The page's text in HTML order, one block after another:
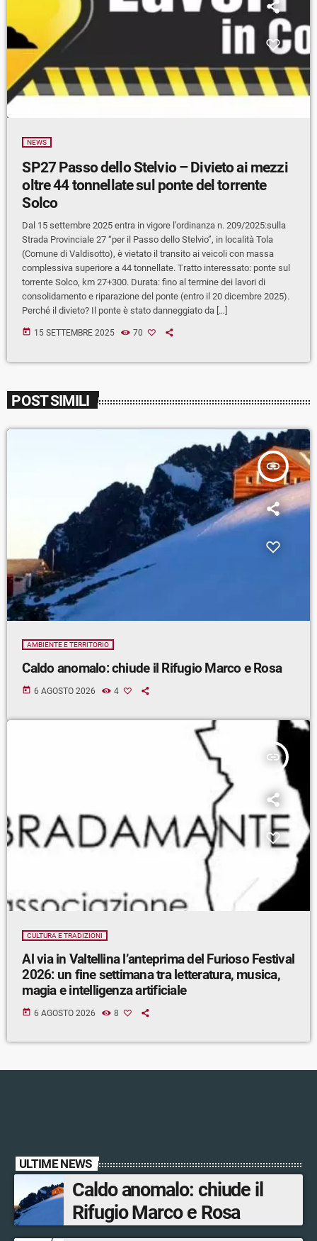
NEWS
SP27 Passo dello Stelvio – Divieto ai mezzi
oltre 44 tonnellate sul ponte del torrente
Solco
Dal 15 settembre 2025 entra in vigore l’ordinanza n. 209/2025:sulla
Strada Provinciale 27 “per il Passo dello Stelvio”, in località Tola
(Comune di Valdisotto), è vietato il transito ai veicoli con massa
complessiva superiore a 44 tonnellate. Tratto interessato: ponte sul
torrente Solco, km 27+300. Durata: fino al termine dei lavori di
consolidamento e riparazione del ponte (entro il 20 dicembre 2025).
Perché il divieto? Il ponte è stato danneggiato da […]
today 15 SETTEMBRE 2025 70
POST SIMILI
insert_link
AMBIENTE E TERRITORIO
Caldo anomalo: chiude il Rifugio Marco e Rosa
today 6 AGOSTO 2026 4
insert_link
CULTURA E TRADIZIONI
Al via in Valtellina l’anteprima del Furioso Festival
2026: un fine settimana tra letteratura, musica,
magia e intelligenza artificiale
today 6 AGOSTO 2026 8
ULTIME NEWS
Caldo anomalo: chiude il
Rifugio Marco e Rosa